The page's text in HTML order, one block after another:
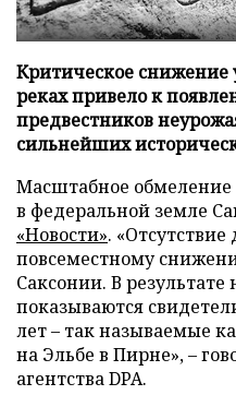
Критическое снижение
реках привело к
предвестников
сильнейших
Масштабное обмеление
в федеральной земле
«Новости».
повсеместному
Саксонии. В результате
показываются
лет – так называемые
на Эльбе в Пирне», –
агентства DPA.